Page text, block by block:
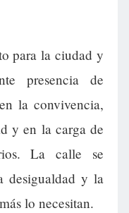
para la ciudad y
presencia de
la convivencia,
y en la carga de
La calle se
desigualdad y la
lo necesitan.